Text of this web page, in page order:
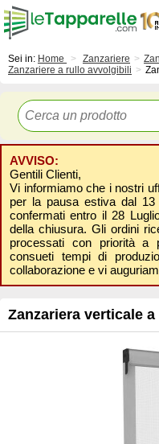
Sei in: Home Zanzariere
Zanzariere a rullo avvolgibili
AVVISO:
Gentili Clienti,
Vi informiamo che i nostri
per la pausa estiva dal
confermati entro il 28
della chiusura. Gli ordini
processati con priorità a
consueti tempi di
collaborazione e vi
Zanzariera verticale